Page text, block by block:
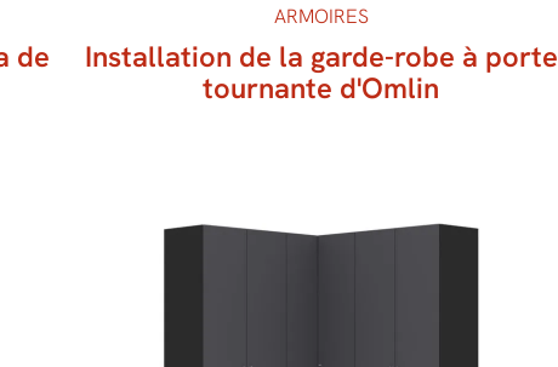
de
ARMOIRES
Installation de la garde-robe à porte
tournante d'Omlin